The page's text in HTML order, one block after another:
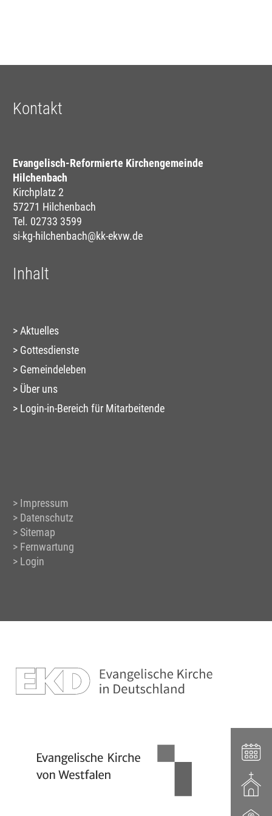
Kontakt
Evangelisch-Reformierte Kirchengemeinde
Hilchenbach
Kirchplatz 2
57271 Hilchenbach
Tel. 02733 3599
si-kg-hilchenbach@kk-ekvw.de
Inhalt
Aktuelles
Gottesdienste
Gemeindeleben
Über uns
Login-in-Bereich für Mitarbeitende
Impressum
Datenschutz
Sitemap
Fernwartung
Login